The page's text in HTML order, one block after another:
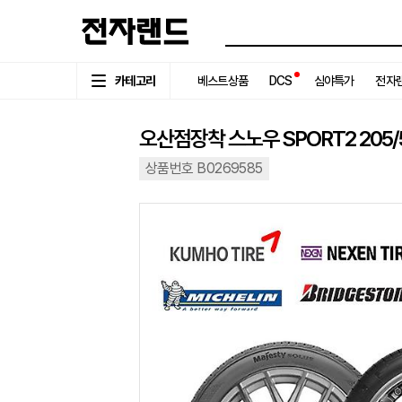
카테고리 베스트상품 DCS 심야특가 전자
오산점장착 스노우 SPORT2
상품번호 B0269585